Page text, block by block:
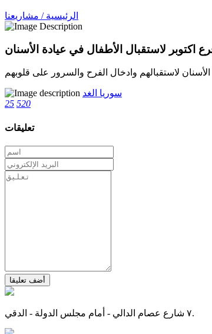
الرئيسية / مشاريعنا
اكتوبر لاستقبال الأطفال في عيادة الأسنان
لاستقبالهم وادخال الفرح والسرور على قلوبهم
سوريا الغد
25 520
تعليقات
أضف تعليقا
٧ شارع عصام الدالي - أمام مجلس الدولة - الدقي.